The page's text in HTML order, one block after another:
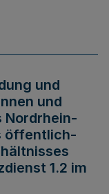
und
und
Nordrhein-
öffentlich-
1.2 im